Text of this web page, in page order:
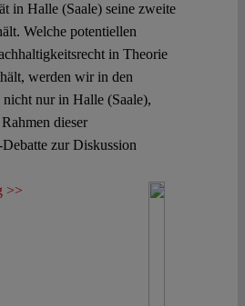
in Halle (Saale) seine zweite
Welche potentiellen
in Theorie
werden wir in den
nur in Halle (Saale),
dieser
zur Diskussion
>>